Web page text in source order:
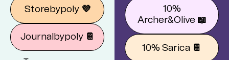
Storebypoly 💜
Journalbypoly 📔
10%
Archer&Olive 📖
10% Sarica 📔